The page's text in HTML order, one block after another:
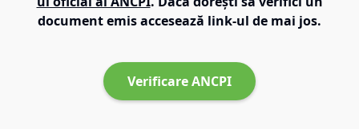
document emis accesează link-ul de mai jos.
Verificare ANCPI